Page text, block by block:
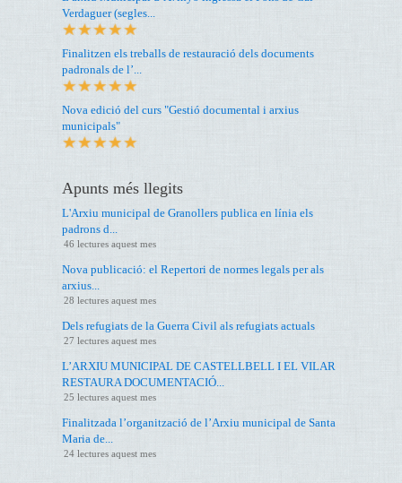
Verdaguer (segles...
Finalitzen els treballs de restauració dels documents
padronals de l’...
Nova edició del curs "Gestió documental i arxius
municipals"
Apunts més llegits
L'Arxiu municipal de Granollers publica en línia els
padrons d...
46 lectures aquest mes
Nova publicació: el Repertori de normes legals per als
arxius...
28 lectures aquest mes
Dels refugiats de la Guerra Civil als refugiats actuals
27 lectures aquest mes
L’ARXIU MUNICIPAL DE CASTELLBELL I EL VILAR
RESTAURA DOCUMENTACIÓ...
25 lectures aquest mes
Finalitzada l’organització de l’Arxiu municipal de Santa
Maria de...
24 lectures aquest mes